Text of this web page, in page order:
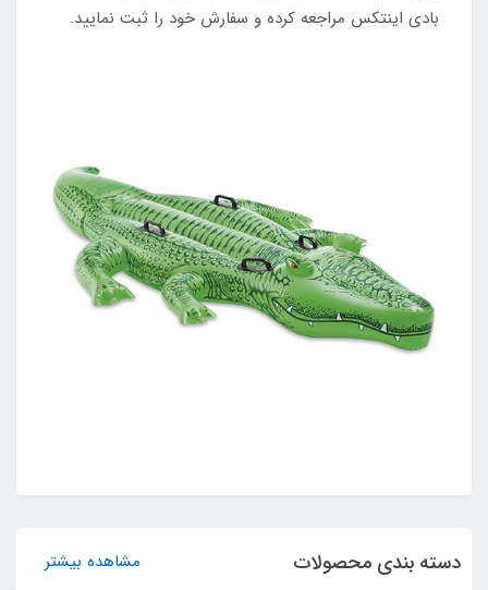
بادی اینتکس مراجعه کرده و سفارش خود را ثبت نمایید.
دسته بندی محصولات مشاهده بیشتر